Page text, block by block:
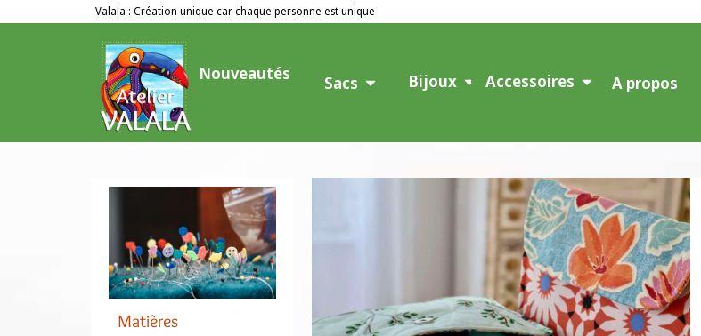
Valala : Création unique car chaque personne est unique
Nouveautés Sacs Bijoux Accessoires A propos
Matières